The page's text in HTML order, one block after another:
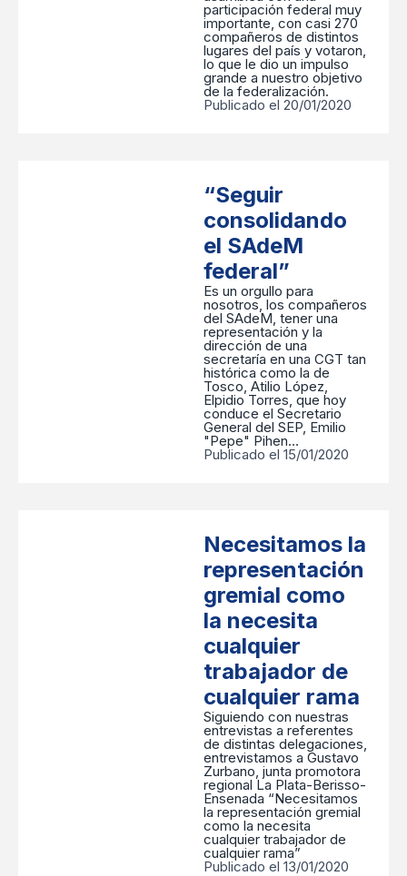
participación federal muy
importante, con casi 270
compañeros de distintos
lugares del país y votaron,
lo que le dio un impulso
grande a nuestro objetivo
de la federalización.
Publicado el 20/01/2020
“Seguir
consolidando
el SAdeM
federal”
Es un orgullo para
nosotros, los compañeros
del SAdeM, tener una
representación y la
dirección de una
secretaría en una CGT tan
histórica como la de
Tosco, Atilio López,
Elpidio Torres, que hoy
conduce el Secretario
General del SEP, Emilio
"Pepe" Pihen…
Publicado el 15/01/2020
Necesitamos la
representación
gremial como
la necesita
cualquier
trabajador de
cualquier rama
Siguiendo con nuestras
entrevistas a referentes
de distintas delegaciones,
entrevistamos a Gustavo
Zurbano, junta promotora
regional La Plata-Berisso-
Ensenada “Necesitamos
la representación gremial
como la necesita
cualquier trabajador de
cualquier rama”
Publicado el 13/01/2020